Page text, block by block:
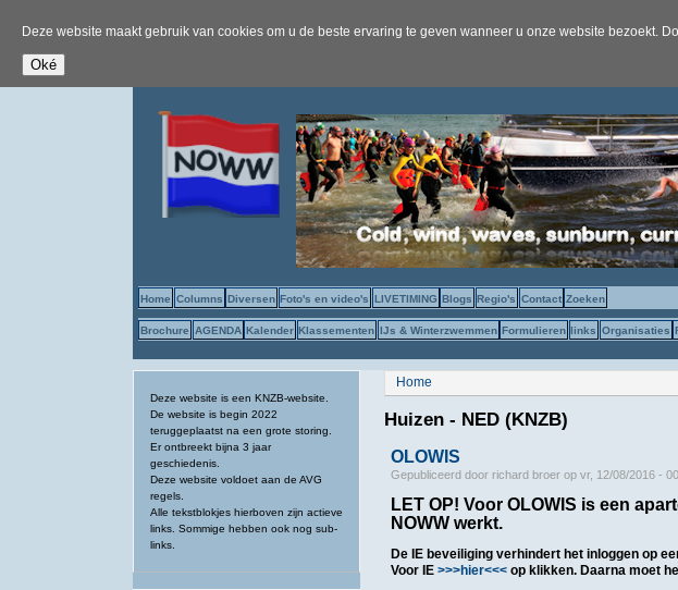
Deze website maakt gebruik van cookies om u de beste ervaring te geven wanneer u onze website bezoekt.
Home Columns Diversen Foto's en video's LIVETIMING Blogs Regio's Contact Zoeken
Brochure AGENDA Kalender Klassementen IJs & Winterzwemmen Formulieren links Organisaties
Deze website is een KNZB-website.
De website is begin 2022
teruggeplaatst na een grote storing.
Er ontbreekt bijna 3 jaar
geschiedenis.
Deze website voldoet aan de AVG
regels.
Alle tekstblokjes hierboven zijn actieve
links. Sommige hebben ook nog sub-
links.
U bent hier
Home
Huizen - NED (KNZB)
OLOWIS
Gepubliceerd door richard broerop vr, 12/08/2016 -
LET OP! Voor OLOWIS is een
NOWW werkt.
De IE beveiliging verhindert het inloggen op
Voor IE >>>hier<<<op klikken.Daarna moet